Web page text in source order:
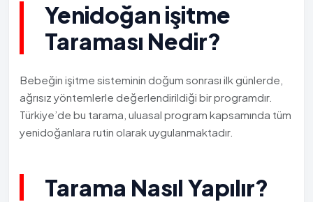
Yenidoğan işitme
Taraması Nedir?
Bebeğin işitme sisteminin doğum sonrası ilk günlerde,
ağrısız yöntemlerle değerlendirildiği bir programdır.
Türkiye’de bu tarama, uluasal program kapsamında tüm
yenidoğanlara rutin olarak uygulanmaktadır.
Tarama Nasıl Yapılır?